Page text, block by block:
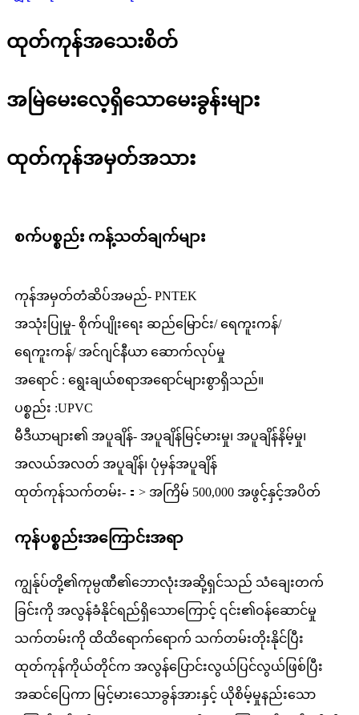
ထုတ်ကုန်အသေးစိတ်
အမြဲမေးလေ့ရှိသောမေးခွန်းများ
ထုတ်ကုန်အမှတ်အသား
စက်ပစ္စည်း ကန့်သတ်ချက်များ
ကုန်အမှတ်တံဆိပ်အမည်- PNTEK
အသုံးပြုမှု- စိုက်ပျိုးရေး ဆည်မြောင်း/ ရေကူးကန်/
ရေကူးကန်/ အင်ဂျင်နီယာ ဆောက်လုပ်မှု
အရောင် : ရွေးချယ်စရာအရောင်များစွာရှိသည်။
ပစ္စည်း :UPVC
မီဒီယာများ၏ အပူချိန်- အပူချိန်မြင့်မားမှု၊ အပူချိန်နိမ့်မှု၊
အလယ်အလတ် အပူချိန်၊ ပုံမှန်အပူချိန်
ထုတ်ကုန်သက်တမ်း-：> အကြိမ် 500,000 အဖွင့်နှင့်အပိတ်
ကုန်ပစ္စည်းအကြောင်းအရာ
ကျွန်ုပ်တို့၏ကုမ္ပဏီ၏ဘောလုံးအဆို့ရှင်သည် သံချေးတက်
ခြင်းကို အလွန်ခံနိုင်ရည်ရှိသောကြောင့် ၎င်း၏ဝန်ဆောင်မှု
သက်တမ်းကို ထိထိရောက်ရောက် သက်တမ်းတိုးနိုင်ပြီး
ထုတ်ကုန်ကိုယ်တိုင်က အလွန်ပြောင်းလွယ်ပြင်လွယ်ဖြစ်ပြီး
အဆင်ပြေကာ မြင့်မားသောခွန်အားနှင့် ယိုစိမ့်မှုနည်းသော